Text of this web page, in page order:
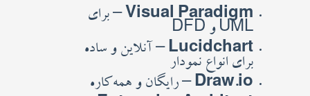
Visual Paradigm – برای
UML و DFD
Lucidchart – آنلاین و ساده
برای انواع نمودار
Draw.io – رایگان و همه‌کاره